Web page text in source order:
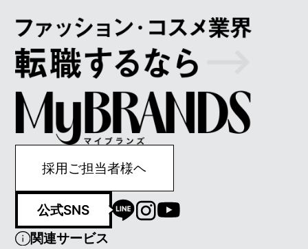
採用ご担当者様ヘ
公式SNS
関連サービス